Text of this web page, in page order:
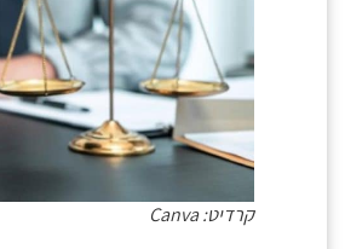
קרדיט: Canva